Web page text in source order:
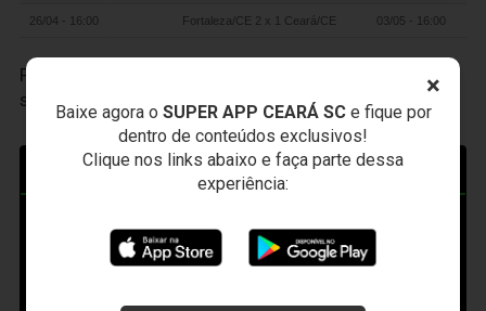
×
Baixe agora o SUPER APP CEARÁ SCe fique por
dentro de conteúdos exclusivos!
Clique nos links abaixo e faça parte dessa
experiência:
26/04 - 16:00 Fortaleza/CE 2 x 1 Ceará/CE 03/05 - 16:00
Participe das nossas promoções, clique
e faça
seu cadastro.
COMPETIÇÕES
AMISTOSO